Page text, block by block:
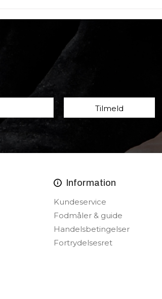
Information
Kundeservice
Fodmåler & guide
Handelsbetingelser
Fortrydelsesret